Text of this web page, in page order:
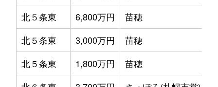
北５条東
6,800万円 苗穂
北５条東
3,000万円 苗穂
北５条東
1,800万円 苗穂